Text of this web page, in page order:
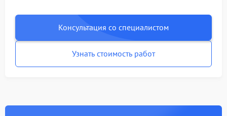
Консультация со специалистом
Узнать стоимость работ